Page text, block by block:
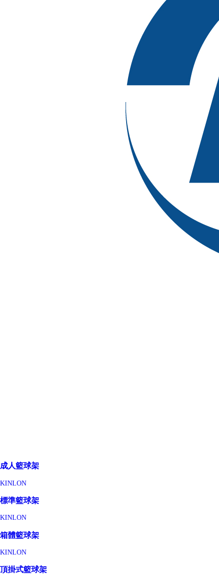
成人籃球架
KINLON
標準籃球架
KINLON
箱體籃球架
KINLON
頂掛式籃球架